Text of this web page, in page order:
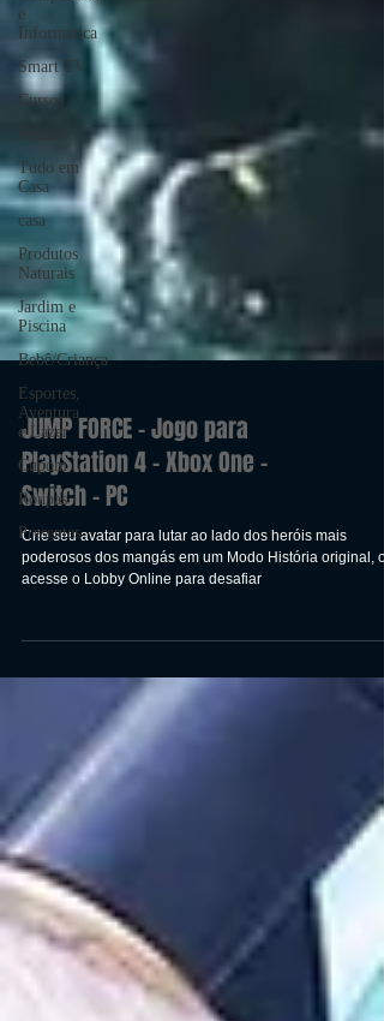
e
Informática
Smart TV
Cursos
Tudo em
Casa
casa
Produtos
Naturais
Jardim e
Piscina
Bebê/Criança
Esportes,
Aventura
e Lazer
Cupom
Roupas
Presentes
JUMP FORCE - Jogo para
PlayStation 4 - Xbox One -
Switch - PC
acesse o Lobby Online para desafiar